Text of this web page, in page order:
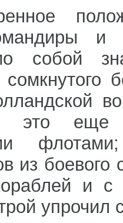
и
собой
это еще
из
и с
упрочил